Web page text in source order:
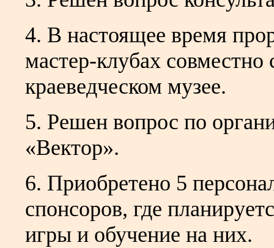
4. В настоящее время
мастер-клубах
краеведческом музее.
5. Решен вопрос по
«Вектор».
6. Приобретено 5
спонсоров, где
игры и обучение на них.